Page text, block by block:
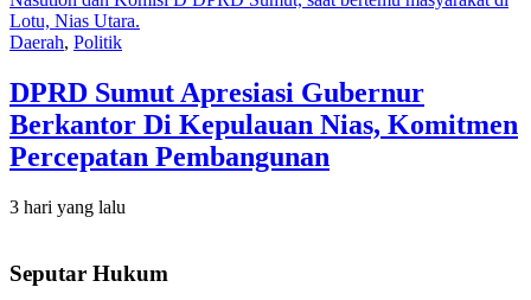
Daerah, Politik
DPRD Sumut Apresiasi Gubernur
Berkantor Di Kepulauan Nias, Komitmen
Percepatan Pembangunan
3 hari yang lalu
Seputar Hukum